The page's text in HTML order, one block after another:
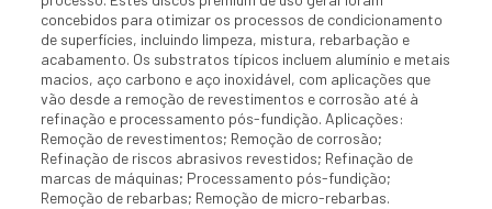
concebidos para otimizar os processos de condicionamento
de superfícies, incluindo limpeza, mistura, rebarbação e
acabamento. Os substratos típicos incluem alumínio e metais
macios, aço carbono e aço inoxidável, com aplicações que
vão desde a remoção de revestimentos e corrosão até à
refinação e processamento pós-fundição. Aplicações:
Remoção de revestimentos; Remoção de corrosão;
Refinação de riscos abrasivos revestidos; Refinação de
marcas de máquinas; Processamento pós-fundição;
Remoção de rebarbas; Remoção de micro-rebarbas.